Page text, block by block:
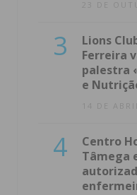
23 DE
3
Lions
Ferreira
palestra
e
14 DE
4
Centro
Tâmega